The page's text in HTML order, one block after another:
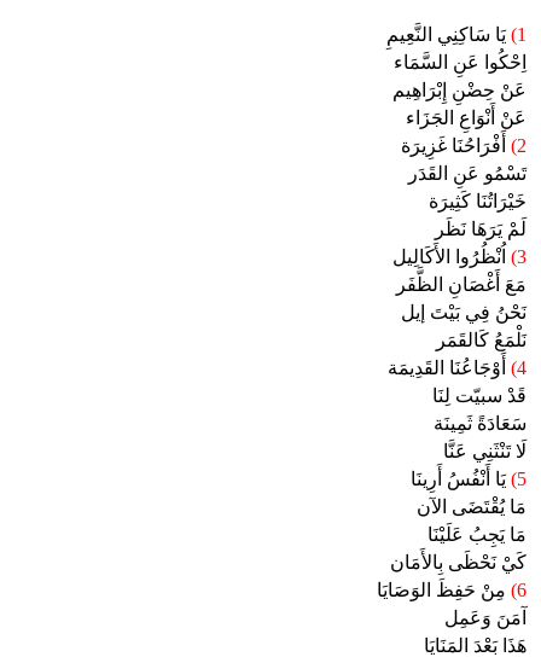
1) يَا سَاكِنِي النَّعِيمِ
اِحْكُوا عَنِ السَّمَاء
عَنْ حِضْنِ إِبْرَاهِيم
عَنْ أَنْوَاعِ الجَزَاء
2)
أَفْرَاحُنَا غَزِيرَة
تَسْمُو عَنِ القَدَر
خَيْرَاتُنَا كَثِيرَة
لَمْ يَرَهَا نَظَر
3)
اُنْظُرُوا الأَكَالِيل
مَعَ أَغْصَانِ الظَّفَر
نَحْنُ فِي بَيْتَ إيل
نَلْمَعُ كَالقَمَر
4)
أَوْجَاعُنَا القَدِيمَة
قَدْ سبيّت لِنَا
سَعَادَةً ثَمِينَة
لَا تَنْثَنِي عَنَّا
5) يَا أَنْفُسُ أَرِينَا
مَا يُقْتَضَى الآن
مَا يَجِبُ عَلَيْنَا
كَيْ نَحْظَى بِالأَمَان
6) مِنْ حَفِظَ الوَصَايَا
آمَنَ وَعَمِل
هَذَا بَعْدَ المَنَايَا